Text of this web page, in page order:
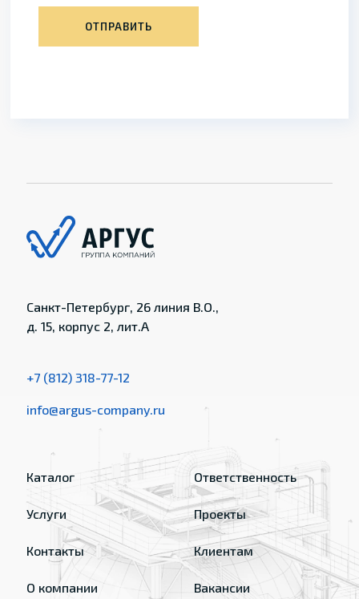
ОТПРАВИТЬ
Санкт-Петербург, 26 линия В.О.,
д. 15, корпус 2, лит.А
+7 (812) 318-77-12
info@argus-company.ru
Каталог
Услуги
Контакты
О компании
Ответственность
Проекты
Клиентам
Вакансии